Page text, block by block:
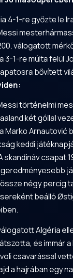
4-1-re győzte le
válogatott
3-1-re múlta felül
bővített
történelmi
két góllal
Marko Arnautović
keddi
skandináv csapat
négy percig
beálló
Algéria
és immár
csavarással
a hajrában egy